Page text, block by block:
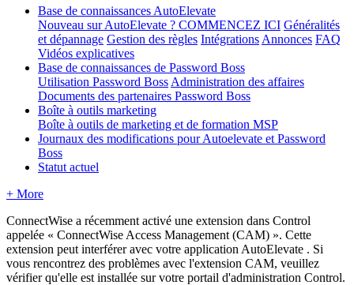
Base de connaissances AutoElevate
Nouveau sur AutoElevate ? COMMENCEZ ICI Généralités
et dépannage Gestion des règles Intégrations Annonces FAQ
Vidéos explicatives
Base de connaissances de Password Boss
Utilisation Password Boss Administration des affaires
Documents des partenaires Password Boss
Boîte à outils marketing
Boîte à outils de marketing et de formation MSP
Journaux des modifications pour Autoelevate et Password
Boss
Statut actuel
+ More
ConnectWise a récemment activé une extension dans Control
appelée « ConnectWise Access Management (CAM) ». Cette
extension peut interférer avec votre application AutoElevate . Si
vous rencontrez des problèmes avec l'extension CAM, veuillez
vérifier qu'elle est installée sur votre portail d'administration Control.